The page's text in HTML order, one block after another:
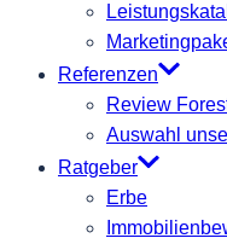
Referenzen
Review
Auswahl
Ratgeber
Erbe